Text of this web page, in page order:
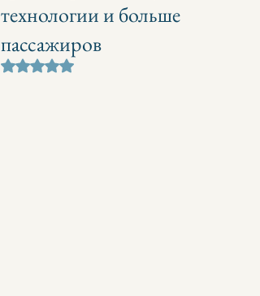
технологии и больше
пассажиров
Оценка: не число из 5 звезд.